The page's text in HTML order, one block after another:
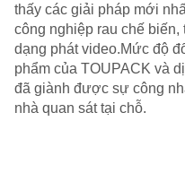
thấy các giải pháp mới
công nghiệp rau chế
dạng phát video.Mức độ
phẩm của TOUPACK và
đã giành được sự công
nhà quan sát tại chỗ.